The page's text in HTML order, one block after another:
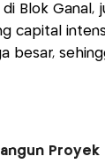
Blok
capital
besar,
Proyek